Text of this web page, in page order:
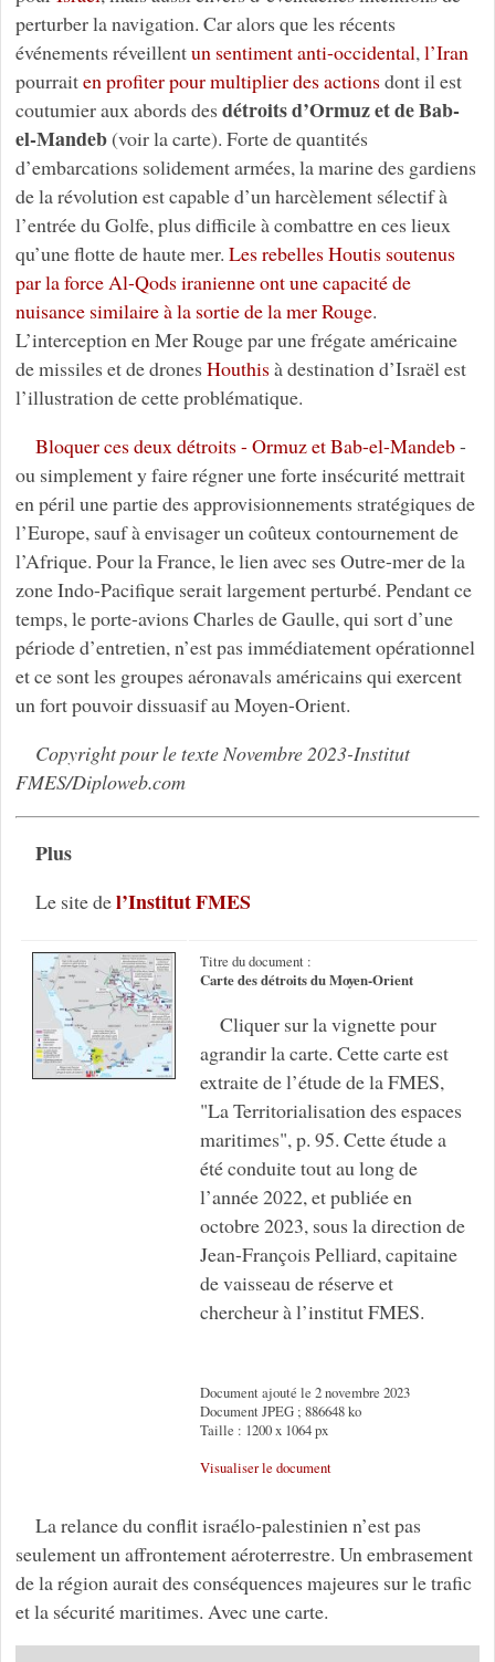
perturber la navigation. Car alors que les récents
événements réveillentun sentiment anti-occidental,l’Iran
pourraiten profiter pour multiplier des actionsdont il est
coutumier aux abords des détroits d’Ormuz et de Bab-
el-Mandeb(voir la carte). Forte de quantités
d’embarcations solidement armées, la marine des gardiens
de la révolution est capable d’un harcèlement sélectif à
l’entrée du Golfe, plus difficile à combattre en ces lieux
qu’une flotte de haute mer. Les rebelles Houtis soutenus
par la force Al-Qods iranienne ont une capacité de
nuisance similaire à la sortie de la mer Rouge.
L’interception en Mer Rouge par une frégate américaine
de missiles et de drones Houthisà destination d’Israël est
l’illustration de cette problématique.
Bloquer ces deux détroits - Ormuz et Bab-el-Mandeb-
ou simplement y faire régner une forte insécurité mettrait
en péril une partie des approvisionnements stratégiques de
l’Europe, sauf à envisager un coûteux contournement de
l’Afrique. Pour la France, le lien avec ses Outre-mer de la
zone Indo-Pacifique serait largement perturbé. Pendant ce
temps, le porte-avions Charles de Gaulle, qui sort d’une
période d’entretien, n’est pas immédiatement opérationnel
et ce sont les groupes aéronavals américains qui exercent
un fort pouvoir dissuasif au Moyen-Orient.
Copyright pour le texte Novembre 2023-Institut
FMES/Diploweb.com
Plus
Le site del’Institut FMES
Titre du document :
Carte des détroits du Moyen-Orient
Cliquer sur la vignette pour
agrandir la carte. Cette carte est
extraite de l’étude de la FMES,
"La Territorialisation des espaces
maritimes", p. 95. Cette étude a
été conduite tout au long de
l’année 2022, et publiée en
octobre 2023, sous la direction de
Jean-François Pelliard, capitaine
de vaisseau de réserve et
chercheur à l’institut FMES.
Document ajouté le 2 novembre 2023
Document JPEG ; 886648 ko
Taille : 1200 x 1064 px
Visualiser le document
La relance du conflit israélo-palestinien n’est pas
seulement un affrontement aéroterrestre. Un embrasement
de la région aurait des conséquences majeures sur le trafic
et la sécurité maritimes. Avec une carte.